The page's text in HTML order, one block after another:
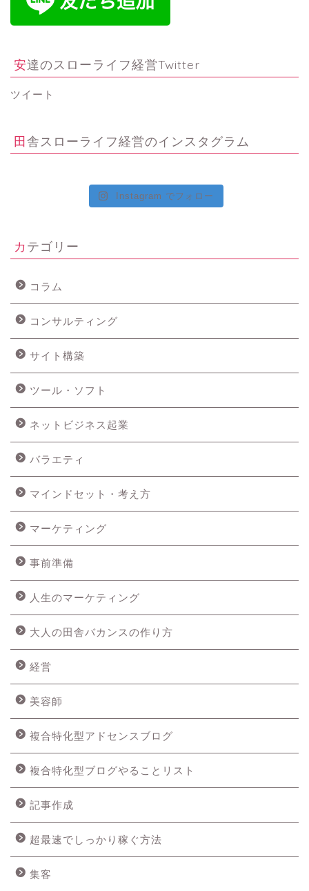
安達のスローライフ経営Twitter
ツイート
田舎スローライフ経営のインスタグラム
Instagram でフォロー
カテゴリー
コラム
コンサルティング
サイト構築
ツール・ソフト
ネットビジネス起業
バラエティ
マインドセット・考え方
マーケティング
事前準備
人生のマーケティング
大人の田舎バカンスの作り方
経営
美容師
複合特化型アドセンスブログ
複合特化型ブログやることリスト
記事作成
超最速でしっかり稼ぐ方法
集客